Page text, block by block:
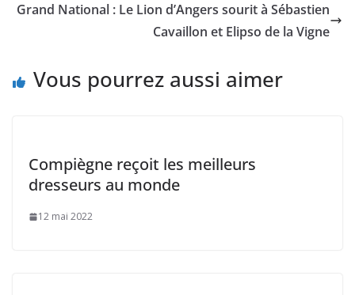
Grand National : Le Lion d’Angers sourit à Sébastien
Cavaillon et Elipso de la Vigne
Vous pourrez aussi aimer
Compiègne reçoit les meilleurs
dresseurs au monde
12 mai 2022